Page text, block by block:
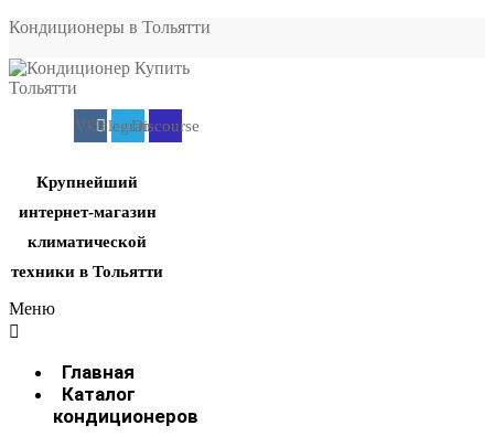
Кондиционеры в Тольятти
VkTelegramDiscourse
Крупнейший
интернет-магазин
климатической
техники в Тольятти
Меню
Главная
Каталог
кондиционеров